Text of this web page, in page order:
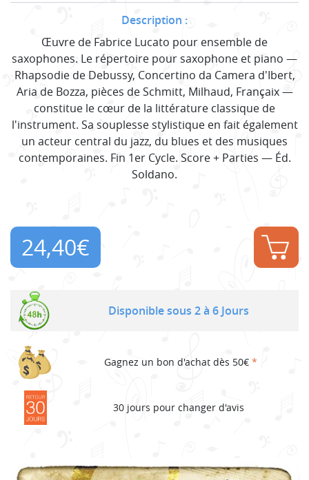
Description :
Œuvre de Fabrice Lucato pour ensemble de
saxophones. Le répertoire pour saxophone et piano —
Rhapsodie de Debussy, Concertino da Camera d'Ibert,
Aria de Bozza, pièces de Schmitt, Milhaud, Françaix —
constitue le cœur de la littérature classique de
l'instrument. Sa souplesse stylistique en fait également
un acteur central du jazz, du blues et des musiques
contemporaines. Fin 1er Cycle. Score + Parties — Éd.
Soldano.
24,40€
Disponible sous 2 à 6 Jours
Gagnez un bon d'achat dès 50€ *
30 jours pour changer d'avis